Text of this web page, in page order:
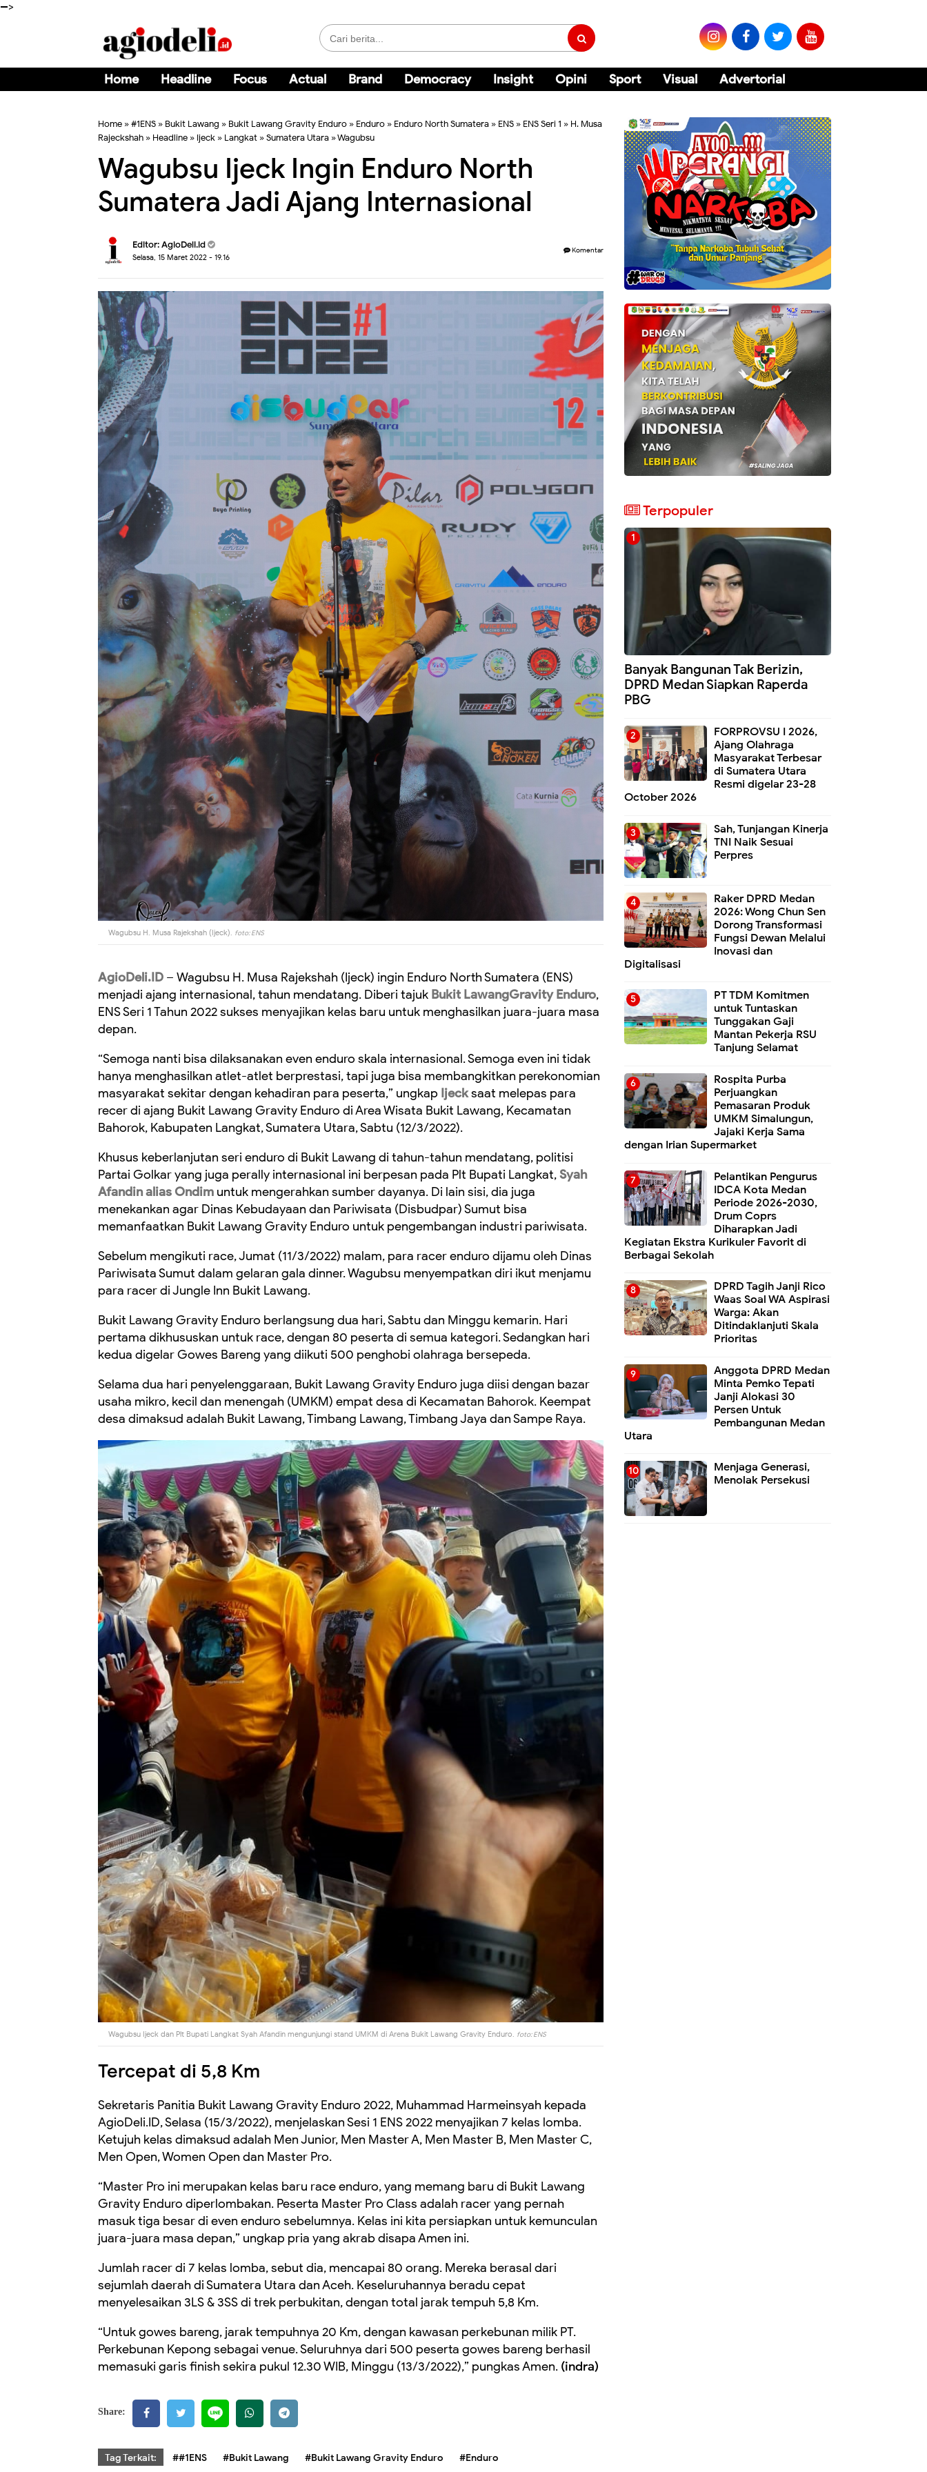
-->
Home Headline Focus Actual Brand Democracy Insight Opini Sport Visual Advertorial
Home »#1ENS » Bukit Lawang » Bukit Lawang Gravity Enduro » Enduro » Enduro North Sumatera » ENS » ENS Seri 1 » H. Musa
Rajeckshah » Headline » Ijeck » Langkat »Sumatera Utara »Wagubsu
Wagubsu Ijeck Ingin Enduro North
Sumatera Jadi Ajang Internasional
Editor:AgioDeli.id
Selasa, 15 Maret 2022 - 19.16
Komentar
Wagubsu H. Musa Rajekshah (Ijeck). foto: ENS
AgioDeli.ID – Wagubsu H. Musa Rajekshah (Ijeck) ingin Enduro North Sumatera (ENS)
menjadi ajang internasional, tahun mendatang. Diberi tajuk Bukit LawangGravity Enduro,
ENS Seri 1 Tahun 2022 sukses menyajikan kelas baru untuk menghasilkan juara-juara masa
depan.
“Semoga nanti bisa dilaksanakan even enduro skala internasional. Semoga even ini tidak
hanya menghasilkan atlet-atlet berprestasi, tapi juga bisa membangkitkan perekonomian
masyarakat sekitar dengan kehadiran para peserta,” ungkap Ijecksaat melepas para
recer di ajang Bukit Lawang Gravity Enduro di Area Wisata Bukit Lawang, Kecamatan
Bahorok, Kabupaten Langkat, Sumatera Utara, Sabtu (12/3/2022).
Khusus keberlanjutan seri enduro di Bukit Lawang di tahun-tahun mendatang, politisi
Partai Golkar yang juga perally internasional ini berpesan pada Plt Bupati Langkat,Syah
Afandin alias Ondim untuk mengerahkan sumber dayanya. Di lain sisi, dia juga
menekankan agar Dinas Kebudayaan dan Pariwisata (Disbudpar) Sumut bisa
memanfaatkan Bukit Lawang Gravity Enduro untuk pengembangan industri pariwisata.
Sebelum mengikuti race, Jumat (11/3/2022) malam, para racer enduro dijamu oleh Dinas
Pariwisata Sumut dalam gelaran gala dinner. Wagubsu menyempatkan diri ikut menjamu
para racer di Jungle Inn Bukit Lawang.
Bukit Lawang Gravity Enduro berlangsung dua hari, Sabtu dan Minggu kemarin. Hari
pertama dikhususkan untuk race, dengan 80 peserta di semua kategori. Sedangkan hari
kedua digelar Gowes Bareng yang diikuti 500 penghobi olahraga bersepeda.
Selama dua hari penyelenggaraan, Bukit Lawang Gravity Enduro juga diisi dengan bazar
usaha mikro, kecil dan menengah (UMKM) empat desa di Kecamatan Bahorok. Keempat
desa dimaksud adalah Bukit Lawang, Timbang Lawang, Timbang Jaya dan Sampe Raya.
Wagubsu Ijeck dan Plt Bupati Langkat Syah Afandin mengunjungi stand UMKM di Arena Bukit Lawang Gravity Enduro. foto: ENS
Tercepat di 5,8 Km
Sekretaris Panitia Bukit Lawang Gravity Enduro 2022, Muhammad Harmeinsyah kepada
AgioDeli.ID, Selasa (15/3/2022), menjelaskan Sesi 1 ENS 2022 menyajikan 7 kelas lomba.
Ketujuh kelas dimaksud adalah Men Junior, Men Master A, Men Master B, Men Master C,
Men Open, Women Open dan Master Pro.
“Master Pro ini merupakan kelas baru race enduro, yang memang baru di Bukit Lawang
Gravity Enduro diperlombakan. Peserta Master Pro Class adalah racer yang pernah
masuk tiga besar di even enduro sebelumnya. Kelas ini kita persiapkan untuk kemunculan
juara-juara masa depan,” ungkap pria yang akrab disapa Amen ini.
Jumlah racer di 7 kelas lomba, sebut dia, mencapai 80 orang. Mereka berasal dari
sejumlah daerah di Sumatera Utara dan Aceh. Keseluruhannya beradu cepat
menyelesaikan 3LS & 3SS di trek perbukitan, dengan total jarak tempuh 5,8 Km.
“Untuk gowes bareng, jarak tempuhnya 20 Km, dengan kawasan perkebunan milik PT.
Perkebunan Kepong sebagai venue. Seluruhnya dari 500 peserta gowes bareng berhasil
memasuki garis finish sekira pukul 12.30 WIB, Minggu (13/3/2022),” pungkas Amen. (indra)
Share:
Tag Terkait: ##1ENS #Bukit Lawang #Bukit Lawang Gravity Enduro #Enduro
Terpopuler
Banyak Bangunan Tak Berizin,
DPRD Medan Siapkan Raperda
PBG
FORPROVSU I 2026,
Ajang Olahraga
Masyarakat Terbesar
di Sumatera Utara
Resmi digelar 23-28
October 2026
Sah, Tunjangan Kinerja
TNI Naik Sesuai
Perpres
Raker DPRD Medan
2026: Wong Chun Sen
Dorong Transformasi
Fungsi Dewan Melalui
Inovasi dan
Digitalisasi
PT TDM Komitmen
untuk Tuntaskan
Tunggakan Gaji
Mantan Pekerja RSU
Tanjung Selamat
Rospita Purba
Perjuangkan
Pemasaran Produk
UMKM Simalungun,
Jajaki Kerja Sama
dengan Irian Supermarket
Pelantikan Pengurus
IDCA Kota Medan
Periode 2026-2030,
Drum Coprs
Diharapkan Jadi
Kegiatan Ekstra Kurikuler Favorit di
Berbagai Sekolah
DPRD Tagih Janji Rico
Waas Soal WA Aspirasi
Warga: Akan
Ditindaklanjuti Skala
Prioritas
Anggota DPRD Medan
Minta Pemko Tepati
Janji Alokasi 30
Persen Untuk
Pembangunan Medan
Utara
Menjaga Generasi,
Menolak Persekusi